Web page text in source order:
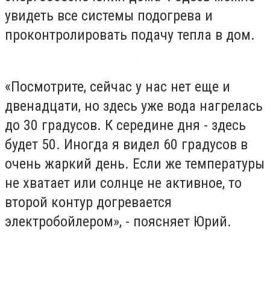
увидеть все системы подогрева и
проконтролировать подачу тепла в дом.
«Посмотрите, сейчас у нас нет еще и
двенадцати, но здесь уже вода нагрелась
до 30 градусов. К середине дня - здесь
будет 50. Иногда я видел 60 градусов в
очень жаркий день. Если же температуры
не хватает или солнце не активное, то
второй контур догревается
электробойлером», - поясняет Юрий.